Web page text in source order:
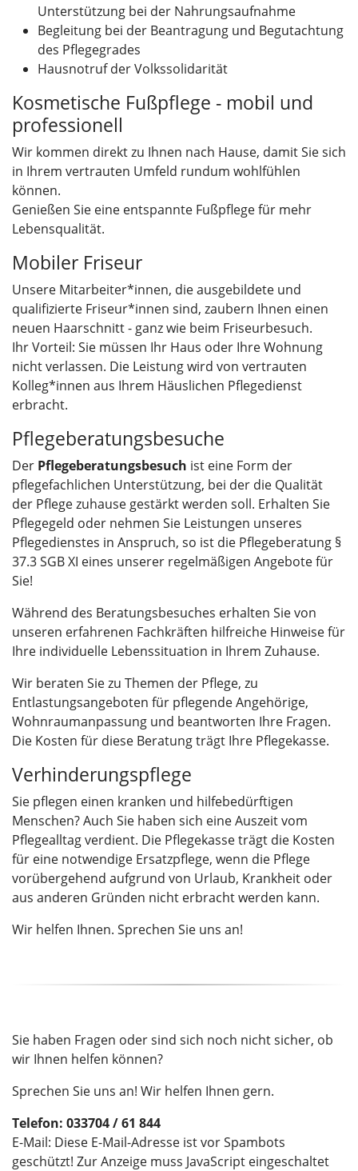
Unterstützung bei der Nahrungsaufnahme
Begleitung bei der Beantragung und Begutachtung
des Pflegegrades
Hausnotruf der Volkssolidarität
Kosmetische Fußpflege - mobil und
professionell
Wir kommen direkt zu Ihnen nach Hause, damit Sie sich
in Ihrem vertrauten Umfeld rundum wohlfühlen
können.
Genießen Sie eine entspannte Fußpflege für mehr
Lebensqualität.
Mobiler Friseur
Unsere Mitarbeiter*innen, die ausgebildete und
qualifizierte Friseur*innen sind, zaubern Ihnen einen
neuen Haarschnitt - ganz wie beim Friseurbesuch.
Ihr Vorteil: Sie müssen Ihr Haus oder Ihre Wohnung
nicht verlassen. Die Leistung wird von vertrauten
Kolleg*innen aus Ihrem Häuslichen Pflegedienst
erbracht.
Pflegeberatungsbesuche
Der Pflegeberatungsbesuch ist eine Form der
pflegefachlichen Unterstützung, bei der die Qualität
der Pflege zuhause gestärkt werden soll. Erhalten Sie
Pflegegeld oder nehmen Sie Leistungen unseres
Pflegedienstes in Anspruch, so ist die Pflegeberatung §
37.3 SGB XI eines unserer regelmäßigen Angebote für
Sie!
Während des Beratungsbesuches erhalten Sie von
unseren erfahrenen Fachkräften hilfreiche Hinweise für
Ihre individuelle Lebenssituation in Ihrem Zuhause.
Wir beraten Sie zu Themen der Pflege, zu
Entlastungsangeboten für pflegende Angehörige,
Wohnraumanpassung und beantworten Ihre Fragen.
Die Kosten für diese Beratung trägt Ihre Pflegekasse.
Verhinderungspflege
Sie pflegen einen kranken und hilfebedürftigen
Menschen? Auch Sie haben sich eine Auszeit vom
Pflegealltag verdient. Die Pflegekasse trägt die Kosten
für eine notwendige Ersatzpflege, wenn die Pflege
vorübergehend aufgrund von Urlaub, Krankheit oder
aus anderen Gründen nicht erbracht werden kann.
Wir helfen Ihnen. Sprechen Sie uns an!
Sie haben Fragen oder sind sich noch nicht sicher, ob
wir Ihnen helfen können?
Sprechen Sie uns an! Wir helfen Ihnen gern.
Telefon: 033704 / 61 844
E-Mail: Diese E-Mail-Adresse ist vor Spambots
geschützt! Zur Anzeige muss JavaScript eingeschaltet